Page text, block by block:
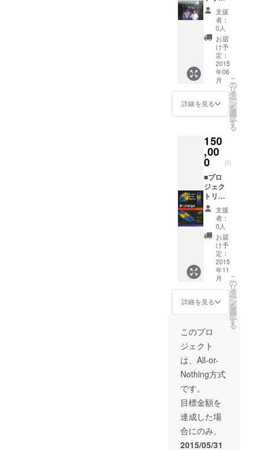
はちみ
つの説
明等を
添付い
たしま
す。
定）で
郵送致
しま
す。 ※
ただ
し、現
地での
包装な
ので多
少の漏
れが
あって
もご容
さい。
国内法
規に
従った
表記を
付け、
はちみ
つの説
明等を
添付い
たしま
す。 ■
バング
ラデ
シュの
おみや
げ（内
容未
定）
ダから
のお礼
メール
■シュン
ドルボ
ンの電
化状況
報告会
※2015/9
/26(土)
を予定
してい
ます。
状況で
変更す
る場合
が御座
いま
す。 ■
マング
ローブ
はちみ
（250g
）12個
マング
ローブ
はちみ
つが輸
入でき
た段階
(6月予
定）で
郵送致
しま
す。 ※
ただ
し、現
地での
少の漏
れが
あって
もご容
赦くだ
支援
者：
0人
お届
け予
定：
2015
年06
月
詳細を見る
こ
の
リ
タ
ー
ン
を
選
択
す
る
150
,00
0 円
■プロ
ジェク
トリー
ダから
のお礼
メール
■シュン
ドルボ
ンの電
化状況
報告会
■マング
ローブ
はちみ
つ
（250g
）6個
マング
ローブ
はちみ
つが輸
入でき
定）で
郵送致
しま
す。 ※
ただ
支援
者：
0人
お届
け予
定：
2015
年11
月
詳細を見る
こ
の
リ
タ
ー
ン
を
選
択
す
る
このプロ
ジェクト
は、All-or-
Nothing方式
です。
目標金額を
達成した場
合にのみ、
2015/05/31